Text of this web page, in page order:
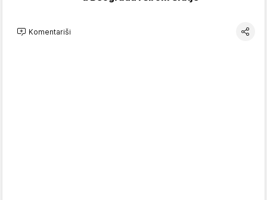
Komentariši